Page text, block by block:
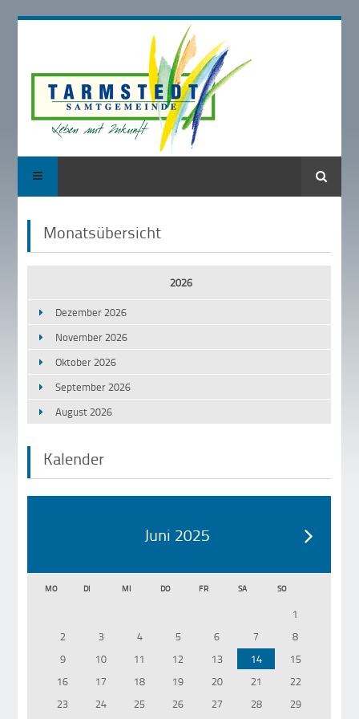
Suche
Monatsübersicht
2026
Dezember 2026
November 2026
Oktober 2026
September 2026
August 2026
Kalender
Juni 2025
MO DI MI DO FR SA SO
1
2
3 4 5 6 7
8
9
10 11 12 13 14
15
16
17 18 19 20 21
22
23
24 25 26 27 28 29